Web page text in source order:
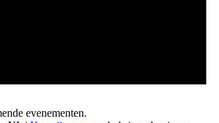
evenementen.